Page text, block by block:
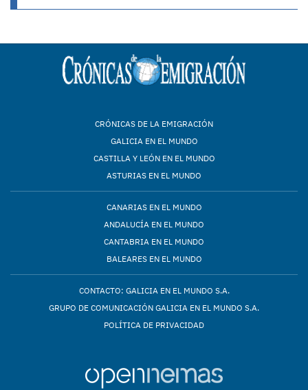
CRÓNICAS DE LA EMIGRACIÓN
GALICIA EN EL MUNDO
CASTILLA Y LEÓN EN EL MUNDO
ASTURIAS EN EL MUNDO
CANARIAS EN EL MUNDO
ANDALUCÍA EN EL MUNDO
CANTABRIA EN EL MUNDO
BALEARES EN EL MUNDO
CONTACTO: GALICIA EN EL MUNDO S.A.
GRUPO DE COMUNICACIÓN GALICIA EN EL MUNDO S.A.
POLÍTICA DE PRIVACIDAD